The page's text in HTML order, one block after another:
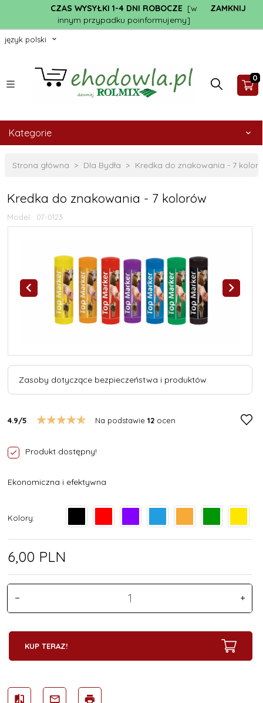
CZAS WYSYŁKI 1-4 DNI ROBOCZE[w
innym przypadku poinformujemy]
ZAMKNIJ
język polski
0
Kategorie
Strona główna Dla Bydła Kredka do znakowania - 7
Kredka do znakowania - 7 kolorów
Model: 07-0123
Zasoby dotyczące bezpieczeństwa i produktów
4.9/5 Na podstawie 12 ocen
Produkt dostępny!
Ekonomiczna i efektywna
Kolory:
6,00 PLN
KUP TERAZ!